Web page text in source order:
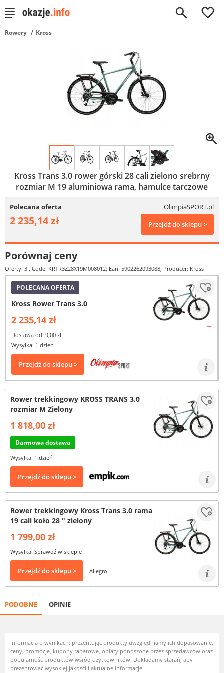
0
Rowery Kross
Kross Trans 3.0 rower górski 28 cali zielono srebrny
rozmiar M 19 aluminiowa rama, hamulce tarczowe
Polecana oferta OlimpiaSPORT.pl
2 235,14 zł Przejdź do sklepu >
Porównaj ceny
Oferty: 3 , Code: KRTR3Z28X19M008012; Ean: 5902262093088; Producer: Kross
POLECANA OFERTA
Kross Rower Trans 3.0
2 235,14 zł
Dostawa od: 9,00 zł
Wysyłka: 1 dzień
Przejdź do sklepu >
Rower trekkingowy KROSS TRANS 3.0
rozmiar M Zielony
1 818,00 zł
Darmowa dostawa
Wysyłka: 1 dzień
Przejdź do sklepu >
Rower trekkingowy Kross Trans 3.0 rama
19 cali koło 28 " zielony
1 799,00 zł
Wysyłka: Sprawdź w sklepie
Przejdź do sklepu > Allegro
PODOBNE OPINIE
Informacja o wynikach: prezentując produkty uwzględniamy ich dopasowanie,
ceny, promocje, kupony rabatowe, opłaty ponoszone przez sprzedawców oraz
popularność produktów wśród użytkowników. Dokładamy starań, aby
prezentować wysokiej jakości i aktualne informacje.